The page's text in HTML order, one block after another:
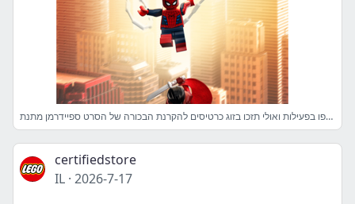
השתתפו בפעילות ואולי תזכו בזוג כרטיסים להקרנת הבכורה של הסרט ספיידרמן מתנת LEGO® STORE✨ | פרסומת
certifiedstore
IL · 2026-7-17